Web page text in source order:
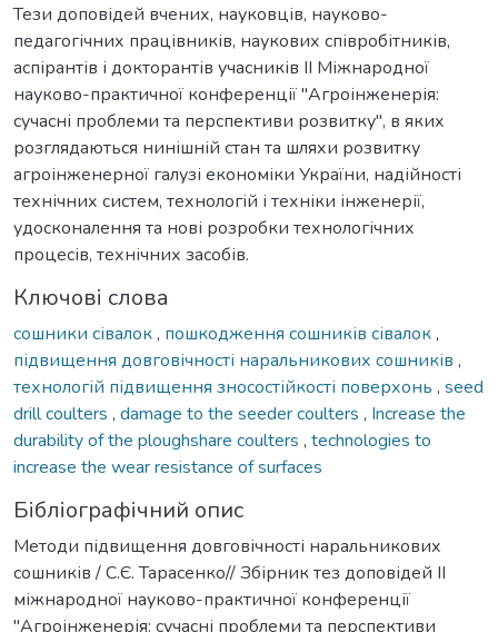
Тези доповідей вчених, науковців, науково-
педагогічних працівників, наукових співробітників,
аспірантів і докторантів учасників ІІ Міжнародної
науково-практичної конференції "Агроінженерія:
сучасні проблеми та перспективи розвитку", в яких
розглядаються нинішній стан та шляхи розвитку
агроінженерної галузі економіки України, надійності
технічних систем, технологій і техніки інженерії,
удосконалення та нові розробки технологічних
процесів, технічних засобів.
Ключові слова
сошники сівалок, пошкодження сошників сівалок,
підвищення довговічності наральникових сошників ,
технологій підвищення зносостійкості поверхонь , seed
drill coulters , damage to the seeder coulters , Increase the
durability of the ploughshare coulters , technologies to
increase the wear resistance of surfaces
Бібліографічний опис
Методи підвищення довговічності наральникових
сошників / С.Є. Тарасенко// Збірник тез доповідей ІІ
міжнародної науково-практичної конференції
"Агроінженерія: сучасні проблеми та перспективи